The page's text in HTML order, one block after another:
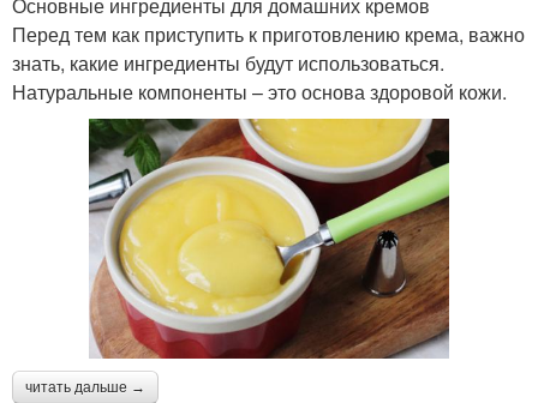
Перед тем как приступить к приготовлению крема, важно
знать, какие ингредиенты будут использоваться.
Натуральные компоненты – это основа здоровой кожи.
читать дальше →